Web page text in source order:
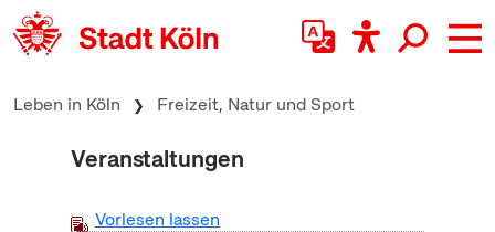
zum Inhalt springen
Leben in Köln Freizeit, Natur und Sport
Veranstaltungen
Vorlesen lassen